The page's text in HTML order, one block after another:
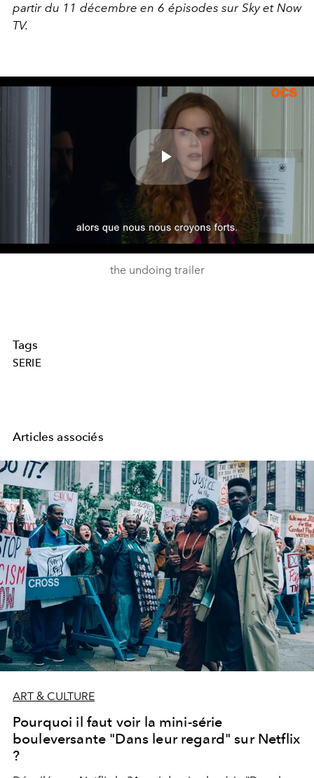
partir du 11 décembre en 6 épisodes sur Sky et Now
TV.
Play
Video
the undoing trailer
Tags
SERIE
Articles associés
ART & CULTURE
Pourquoi il faut voir la mini-série
bouleversante "Dans leur regard" sur Netflix
?